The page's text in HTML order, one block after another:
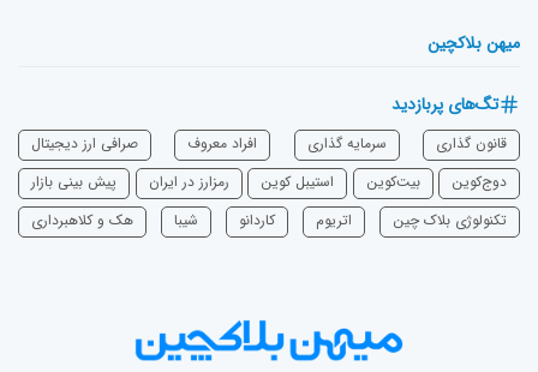
میهن بلاکچین
تگ‌های پربازدید
قانون گذاری سرمایه‌ گذاری افراد معروف
صرافی ارز دیجیتال
دوج‌کوین
بیت‌کوین استیبل کوین رمزارز در ایران
پیش بینی بازار
تکنولوژی بلاک چین
اتریوم ‌کاردانو شیبا هک و کلاهبرداری